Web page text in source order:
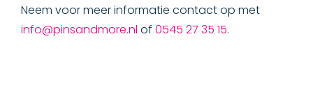
Neem voor meer informatie contact op met
info@pinsandmore.nl of 0545 27 35 15.